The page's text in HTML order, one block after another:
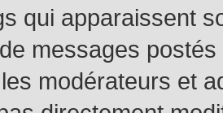
qui apparaissent
messages
modérateurs et